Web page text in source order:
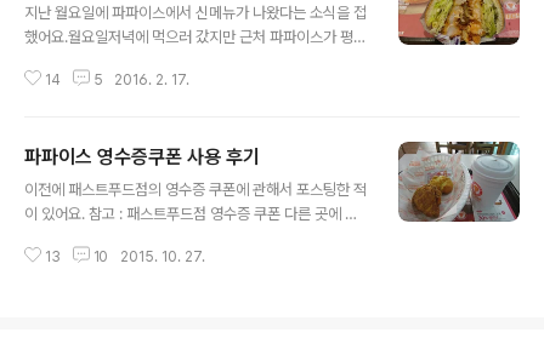
지난 월요일에 파파이스에서 신메뉴가 나왔다는 소식을 접
했어요.월요일저녁에 먹으러 갔지만 근처 파파이스가 평소
다.전날처럼 문을 일찍 닫을까봐 아예 낮에 다녀왔어요. 핫
요.파파이스 카카오톡 플러스친구에서 2월 15일부터 29
일까지 세트 무료 업그레이드 쿠폰을 다운받을 수 있어요.
핫바베큐버거는 참깨번에 치킨패티, 피클, 양상추, 구운양
소스가 들어있어요.소스 자체에서 바베큐향이 강하게 내서
14 5 2016. 2. 17.
파파이스 영수증쿠폰 사용 후기
이전에 패스트푸드점의 영수증 쿠폰에 관해서 포스팅한 적
이 있어요. 참고 : 패스트푸드점 영수증 쿠폰 다른 곳에 비
한도 정해져 있어서 좀 까다로운 편이긴 하지만, 혜택은 제
13 10 2015. 10. 27.